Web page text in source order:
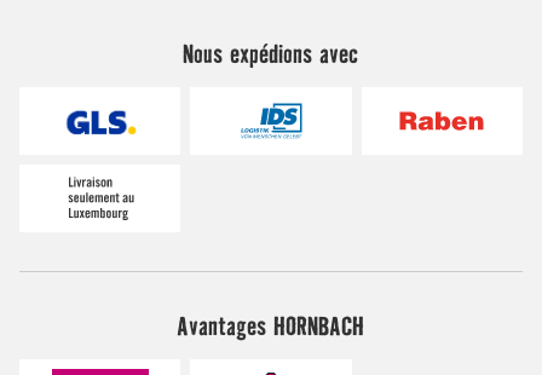
Nous expédions avec
Avantages HORNBACH